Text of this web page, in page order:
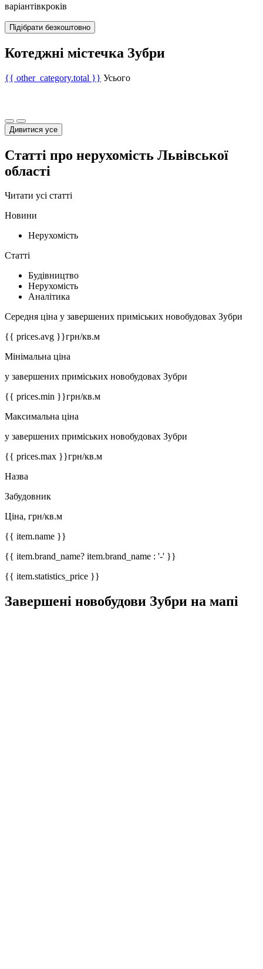
варіантівкроків
Підібрати безкоштовно
Котеджні містечка Зубри
{{ other_category.total }} Усього
Дивитися усе
Статті про нерухомість Львівської
області
Читати усі статті
Новини
Нерухомість
Статті
Будівництво
Нерухомість
Аналітика
Середня ціна у завершених приміських новобудовах Зубри
{{ prices.avg }}грн/кв.м
Мінімальна ціна
у завершених приміських новобудовах Зубри
{{ prices.min }}грн/кв.м
Максимальна ціна
у завершених приміських новобудовах Зубри
{{ prices.max }}грн/кв.м
Назва
Забудовник
Ціна, грн/кв.м
{{ item.name }}
{{ item.brand_name? item.brand_name : '-' }}
{{ item.statistics_price }}
Завершені новобудови Зубри на мапі